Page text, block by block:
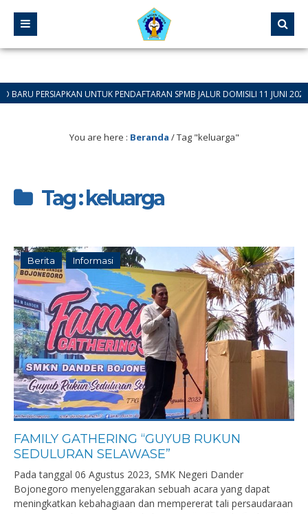
PERSIAPKAN UNTUK PENDAFTARAN SPMB JALUR DOMISILI 11 JUNI 2026
You are here : Beranda /Tag "keluarga"
Tag : keluarga
Berita Informasi
FAMILY GATHERING “GUYUB RUKUN
SEDULURAN SELAWASE”
Pada tanggal 06 Agustus 2023, SMK Negeri Dander
Bojonegoro menyelenggarakan sebuah acara yang dapat
meningkatkan kebahagiaan dan mempererat tali persaudaraan